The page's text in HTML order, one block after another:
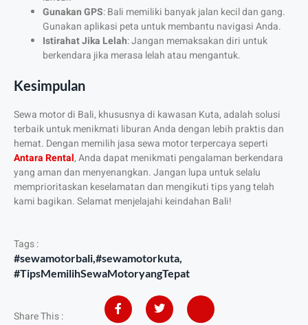
Gunakan GPS: Bali memiliki banyak jalan kecil dan gang.
Gunakan aplikasi peta untuk membantu navigasi Anda.
Istirahat Jika Lelah: Jangan memaksakan diri untuk
berkendara jika merasa lelah atau mengantuk.
Kesimpulan
Sewa motor di Bali, khususnya di kawasan Kuta, adalah solusi
terbaik untuk menikmati liburan Anda dengan lebih praktis dan
hemat. Dengan memilih jasa sewa motor terpercaya seperti
AntaraRental, Anda dapat menikmati pengalaman berkendara
yang aman dan menyenangkan. Jangan lupa untuk selalu
memprioritaskan keselamatan dan mengikuti tips yang telah
kami bagikan. Selamat menjelajahi keindahan Bali!
Tags :
#sewamotorbali,#sewamotorkuta,
#TipsMemilihSewaMotoryangTepat
Share This :